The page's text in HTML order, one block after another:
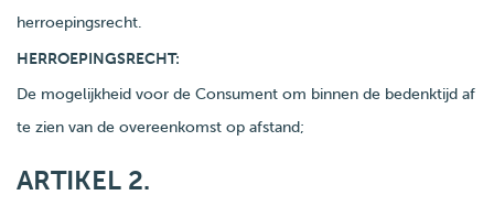
herroepingsrecht.
HERROEPINGSRECHT:
De mogelijkheid voor de Consument om binnen de bedenktijd af
te zien van de overeenkomst op afstand;
ARTIKEL 2.